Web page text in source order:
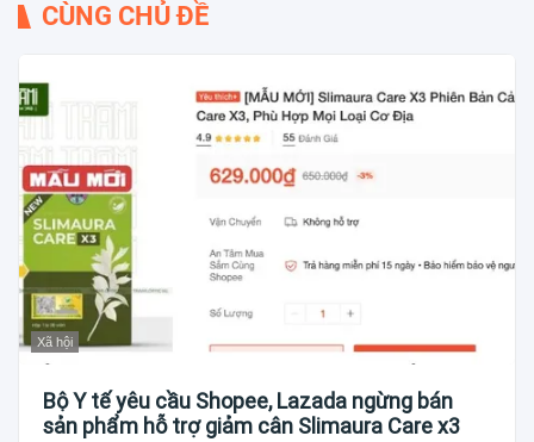
CÙNG CHỦ ĐỀ
Xã hội
Bộ Y tế yêu cầu Shopee, Lazada ngừng bán
sản phẩm hỗ trợ giảm cân Slimaura Care x3